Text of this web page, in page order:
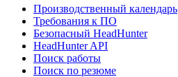
Производственный календарь
Требования к ПО
Безопасный HeadHunter
HeadHunter API
Поиск работы
Поиск по резюме